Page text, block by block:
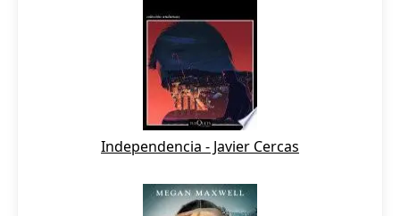
Independencia - Javier Cercas